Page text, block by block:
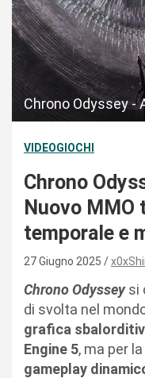
Chrono Odyssey -
VIDEOGIOCHI
Chrono
Nuovo
temporale e
27 Giugno 2025
Chrono Odyssey si
di svolta nel
grafica
Engine 5, ma per
gameplay